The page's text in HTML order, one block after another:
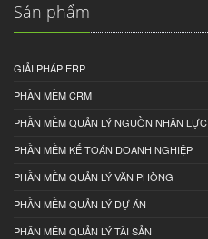
Sản phẩm
GIẢI PHÁP ERP
PHẦN MỀM CRM
PHẦN MỀM QUẢN LÝ NGUỒN NHÂN LỰC
PHẦN MỀM KẾ TOÁN DOANH NGHIỆP
PHẦN MỀM QUẢN LÝ VĂN PHÒNG
PHẦN MỀM QUẢN LÝ DỰ ÁN
PHẦN MỀM QUẢN LÝ TÀI SẢN